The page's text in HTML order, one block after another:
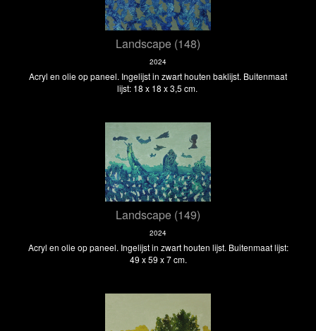
Landscape (148)
2024
Acryl en olie op paneel. Ingelijst in zwart houten baklijst. Buitenmaat
lijst: 18 x 18 x 3,5 cm.
Landscape (149)
2024
Acryl en olie op paneel. Ingelijst in zwart houten lijst. Buitenmaat lijst:
49 x 59 x 7 cm.